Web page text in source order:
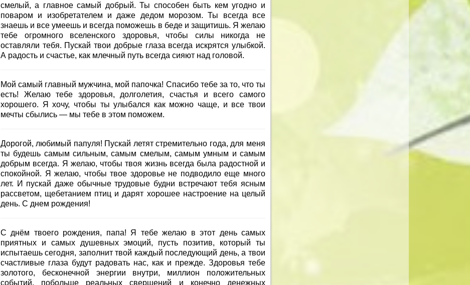
смелый, а главное самый добрый. Ты способен быть кем угодно и
поваром и изобретателем и даже дедом морозом. Ты всегда все
знаешь и все умеешь и всегда поможешь в беде и защитишь. Я желаю
тебе огромного вселенского здоровья, чтобы силы никогда не
оставляли тебя. Пускай твои добрые глаза всегда искрятся улыбкой.
А радость и счастье, как млечный путь всегда сияют над головой.
Мой самый главный мужчина, мой папочка! Спасибо тебе за то, что ты
есть! Желаю тебе здоровья, долголетия, счастья и всего самого
хорошего. Я хочу, чтобы ты улыбался как можно чаще, и все твои
мечты сбылись — мы тебе в этом поможем.
Дорогой, любимый папуля! Пускай летят стремительно года, для меня
ты будешь самым сильным, самым смелым, самым умным и самым
добрым всегда. Я желаю, чтобы твоя жизнь всегда была радостной и
спокойной. Я желаю, чтобы твое здоровье не подводило еще много
лет. И пускай даже обычные трудовые будни встречают тебя ясным
рассветом, щебетанием птиц и дарят хорошее настроение на целый
день. С днем рождения!
С днём твоего рождения, папа! Я тебе желаю в этот день самых
приятных и самых душевных эмоций, пусть позитив, который ты
испытаешь сегодня, заполнит твой каждый последующий день, а твои
счастливые глаза будут радовать нас, как и прежде. Здоровья тебе
золотого, бесконечной энергии внутри, миллион положительных
событий, побольше реальных свершений и конечно денежных